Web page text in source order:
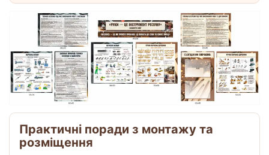
Практичні поради з монтажу та
розміщення